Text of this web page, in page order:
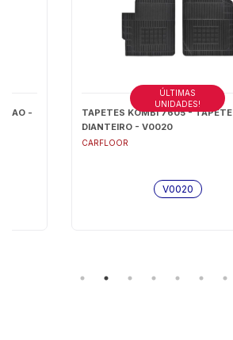
-
TAPETES KOMBI 7605 - TAPETE
DIANTEIRO - V0020
CARFLOOR
ÚLTIMAS
UNIDADES!
V0020